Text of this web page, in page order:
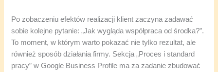
Po zobaczeniu efektów realizacji klient zaczyna zadawać
sobie kolejne pytanie: „Jak wygląda współpraca od środka?”.
To moment, w którym warto pokazać nie tylko rezultat, ale
również sposób działania firmy. Sekcja „Proces i standard
pracy” w Google Business Profile ma za zadanie zbudować